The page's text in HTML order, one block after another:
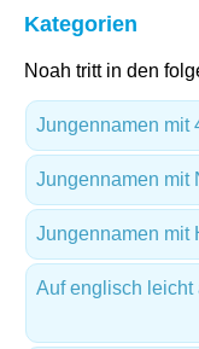
Kategorien
Noah tritt in den
Jungennamen mit
Jungennamen mit
Jungennamen mit
Auf englisch leicht